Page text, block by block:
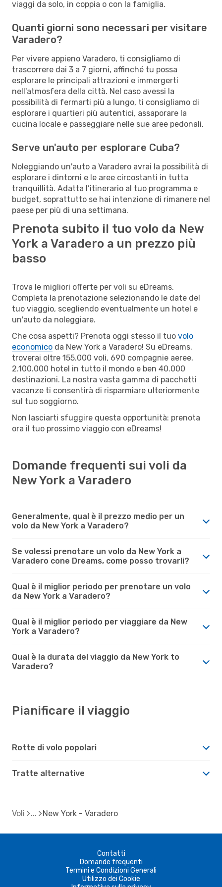
viaggi da solo, in coppia o con la famiglia.
Quanti giorni sono necessari per visitare
Varadero?
Per vivere appieno Varadero, ti consigliamo di
trascorrere dai 3 a 7 giorni, affinché tu possa
esplorare le principali attrazioni e immergerti
nell'atmosfera della città. Nel caso avessi la
possibilità di fermarti più a lungo, ti consigliamo di
esplorare i quartieri più autentici, assaporare la
cucina locale e passeggiare nelle sue aree pedonali.
Serve un'auto per esplorare Cuba?
Noleggiando un'auto a Varadero avrai la possibilità di
esplorare i dintorni e le aree circostanti in tutta
tranquillità. Adatta l’itinerario al tuo programma e
budget, soprattutto se hai intenzione di rimanere nel
paese per più di una settimana.
Prenota subito il tuo volo da New
York a Varadero a un prezzo più
basso
Trova le migliori offerte per voli su eDreams.
Completa la prenotazione selezionando le date del
tuo viaggio, scegliendo eventualmente un hotel e
un'auto da noleggiare.
Che cosa aspetti? Prenota oggi stesso il tuo volo
economico da New York a Varadero! Su eDreams,
troverai oltre 155.000 voli, 690 compagnie aeree,
2.100.000 hotel in tutto il mondo e ben 40.000
destinazioni. La nostra vasta gamma di pacchetti
vacanze ti consentirà di risparmiare ulteriormente
sul tuo soggiorno.
Non lasciarti sfuggire questa opportunità: prenota
ora il tuo prossimo viaggio con eDreams!
Domande frequenti sui voli da
New York a Varadero
Generalmente, qual è il prezzo medio per un
volo da New York a Varadero?
Se volessi prenotare un volo da New York a
Varadero cone Dreams, come posso trovarli?
Qual è il miglior periodo per prenotare un volo
da New York a Varadero?
Qual è il miglior periodo per viaggiare da New
York a Varadero?
Qual è la durata del viaggio da New York to
Varadero?
Pianificare il viaggio
Rotte di volo popolari
Tratte alternative
Voli New York - Varadero
Contatti
Domande frequenti
Termini e Condizioni Generali
Utilizzo dei Cookie